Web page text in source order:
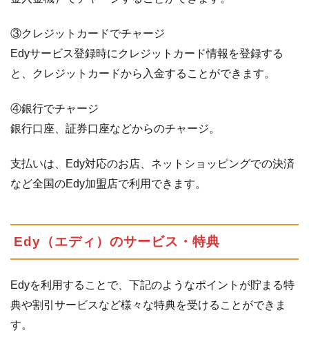
③クレジットカードでチャージ
Edyサービス登録時にクレジットカード情報を登録する
と、クレジットカードから入金することができます。
④銀行でチャージ
銀行口座、証券口座などからのチャージ。
支払いは、Edy対応のお店、ネットショッピングでの決済
など全国のEdy加盟店で利用できます。
Edy（エディ）のサービス・特典
Edyを利用することで、下記のようなポイントが貯まる特
典や割引サービスなど様々な特典を受けることができま
す。